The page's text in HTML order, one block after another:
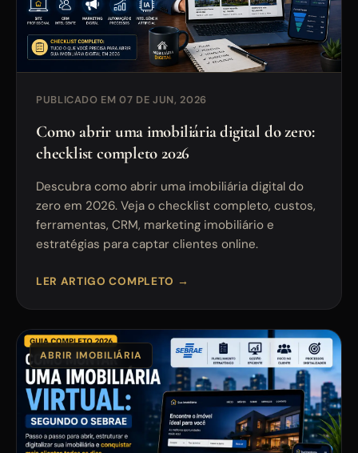
PUBLICADO EM 07 DE JUN, 2026
Como abrir uma imobiliária digital do zero:
checklist completo 2026
Descubra como abrir uma imobiliária digital do
zero em 2026. Veja o checklist completo, custos,
ferramentas, CRM, marketing imobiliário e
estratégias para captar clientes online.
LER ARTIGO COMPLETO →
ABRIR IMOBILIÁRIA